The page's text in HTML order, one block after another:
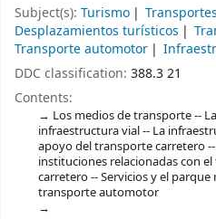
Subject(s): Turismo
Transportes
Desplazamientos turísticos
Transporte automotor
DDC classification: 388.3 21
Contents:
Los medios de transporte -- La
infraestructura vial -- La
apoyo del transporte carretero
instituciones relacionadas con
carretero -- Servicios y el parque
transporte automotor